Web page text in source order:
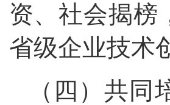
资、社会揭榜
省级企业技术
（四）共